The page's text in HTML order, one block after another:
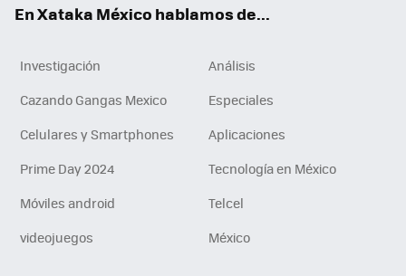
En Xataka México hablamos de...
Investigación
Análisis
Cazando Gangas Mexico
Especiales
Celulares y Smartphones
Aplicaciones
Prime Day 2024
Tecnología en México
Móviles android
Telcel
videojuegos
México